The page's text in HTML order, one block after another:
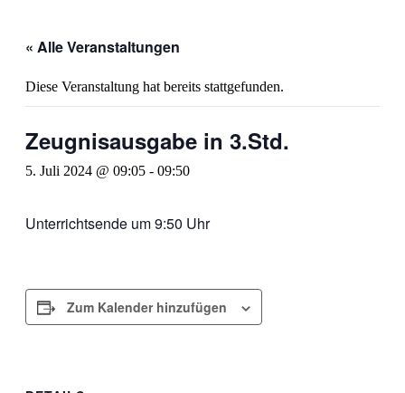
« Alle Veranstaltungen
Diese Veranstaltung hat bereits stattgefunden.
Zeugnisausgabe in 3.Std.
5. Juli 2024 @ 09:05 - 09:50
Unterrichtsende um 9:50 Uhr
Zum Kalender hinzufügen